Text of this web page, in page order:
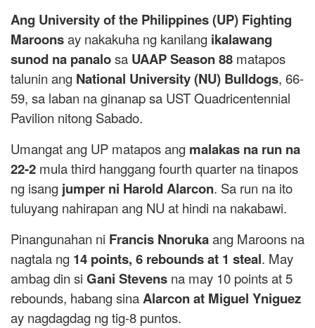
Ang University of the Philippines (UP) Fighting
Maroonsay nakakuha ng kanilang ikalawang
sunod na panalosa UAAP Season 88 matapos
talunin ang National University (NU) Bulldogs, 66-
59, sa laban na ginanap sa UST Quadricentennial
Pavilion nitong Sabado.
Umangat ang UP matapos ang malakas na run na
22-2 mula third hanggang fourth quarter na tinapos
ng isang jumper ni Harold Alarcon. Sa run na ito
tuluyang nahirapan ang NU at hindi na nakabawi.
Pinangunahan ni Francis Nnorukaang Maroons na
nagtala ng 14 points, 6 rebounds at 1 steal. May
ambag din si Gani Stevens na may 10 points at 5
rebounds, habang sinaAlarcon at Miguel Yniguez
ay nagdagdag ng tig-8 puntos.